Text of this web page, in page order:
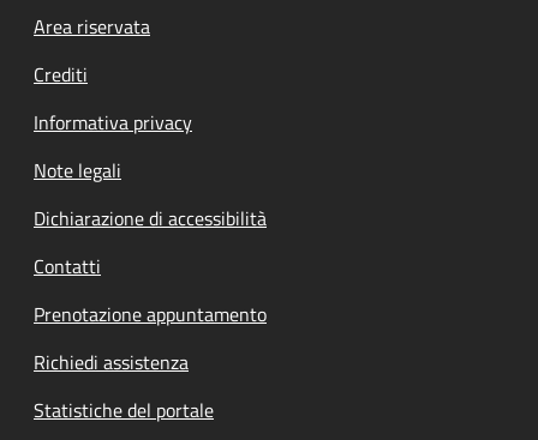
Footer menu
Area riservata
Crediti
Informativa privacy
Note legali
Dichiarazione di accessibilità
Contatti
Prenotazione appuntamento
Richiedi assistenza
Statistiche del portale